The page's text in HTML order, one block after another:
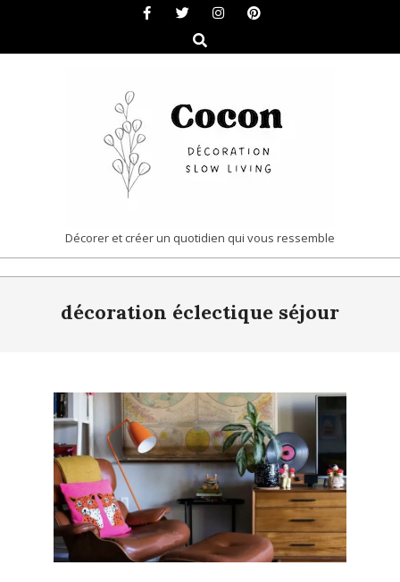
content
Search
COCON
|
DÉCORATION
LIVING
Décorer et créer un quotidien qui vous ressemble
Navigationdécoration éclectique séjour